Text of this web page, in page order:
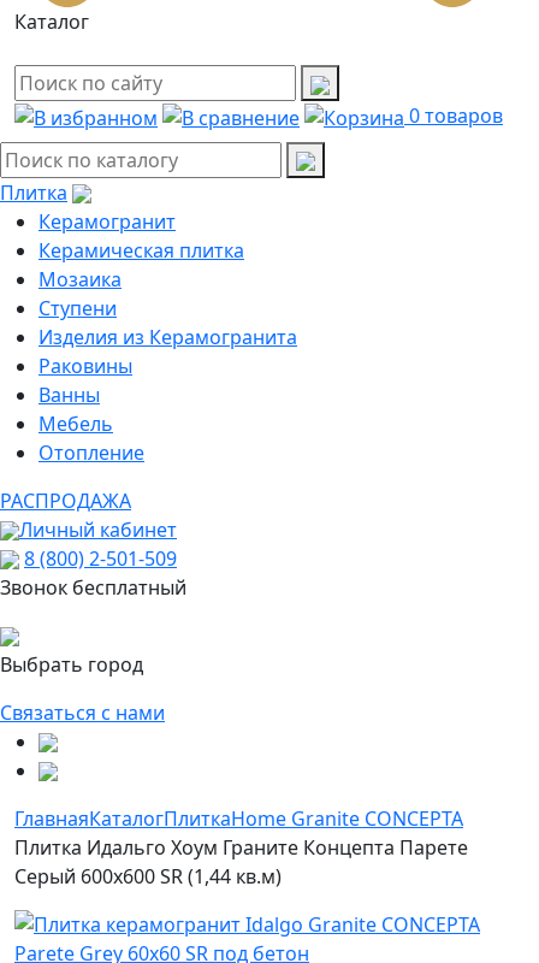
Каталог
0товаров
Плитка
Керамогранит
Керамическая плитка
Мозаика
Ступени
Изделия из Керамогранита
Раковины
Ванны
Мебель
Отопление
РАСПРОДАЖА
Личный кабинет
8 (800) 2-501-509
Звонок бесплатный
Выбрать город
Связаться с нами
ГлавнаяКаталогПлиткаHome Granite CONCEPTA
Плитка Идальго Хоум Граните Концепта Парете
Серый 600x600 SR (1,44 кв.м)